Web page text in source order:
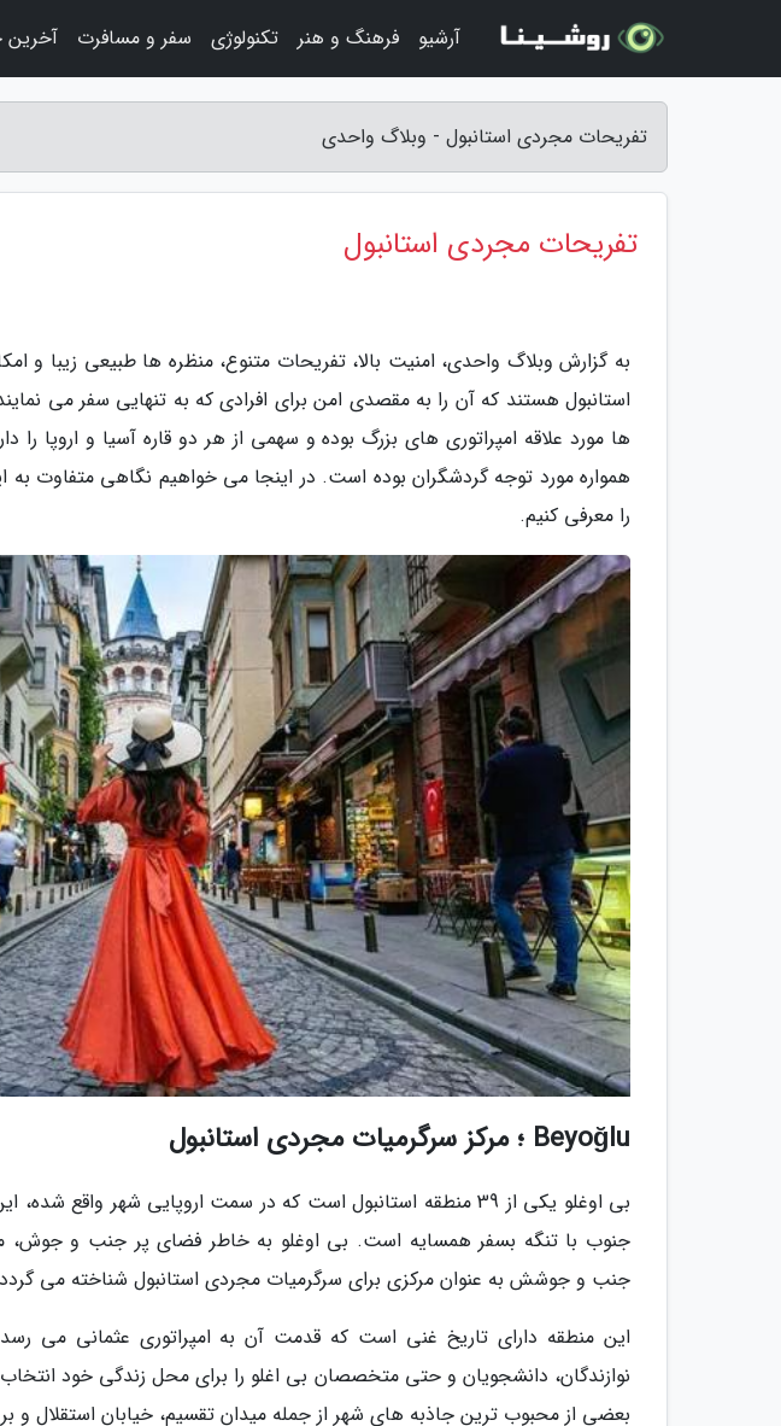
تفریحات مجردی استانبول - وبلاگ واحدی
تفریحات مجردی استانبول
به گزارش وبلاگ واحدی، امنیت بالا، تفریحات متنوع، منظره ها طبیعی زیبا و
استانبول هستند که آن را به مقصدی امن برای افرادی که به تنهایی سفر می
ها مورد علاقه امپراتوری های بزرگ بوده و سهمی از هر دو قاره آسیا و اروپا را
همواره مورد توجه گردشگران بوده است. در اینجا می خواهیم نگاهی متفاوت
را معرفی کنیم.
Beyoğlu ؛ مرکز سرگرمیات مجردی استانبول
بی اوغلو یکی از 39 منطقه استانبول است که در سمت اروپایی شهر واقع
جنوب با تنگه بسفر همسایه است. بی اوغلو به خاطر فضای پر جنب و جوش،
جنب و جوشش به عنوان مرکزی برای سرگرمیات مجردی استانبول شناخته می
این منطقه دارای تاریخ غنی است که قدمت آن به امپراتوری عثمانی می
نوازندگان، دانشجویان و حتی متخصصان بی اغلو را برای محل زندگی خود انتخاب
بعضی از محبوب ترین جاذبه های شهر از جمله میدان تقسیم، خیابان استقلال و
آرشیو فرهنگ و هنر تکنولوژی سفر و مسافرت آخرین